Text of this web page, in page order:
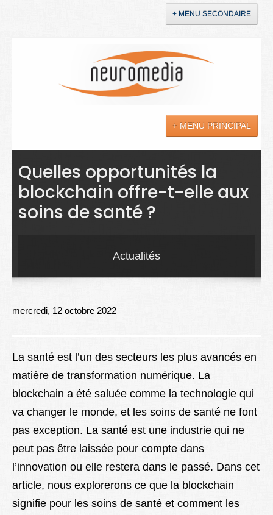
+ MENU SECONDAIRE
+ MENU PRINCIPAL
Actualités
Sciences
Maladies
Better Health
Quelles opportunités la
blockchain offre-t-elle aux
soins de santé ?
Actualités
mercredi, 12 octobre 2022
La santé est l’un des secteurs les plus avancés en
matière de transformation numérique. La
blockchain a été saluée comme la technologie qui
va changer le monde, et les soins de santé ne font
pas exception. La santé est une industrie qui ne
peut pas être laissée pour compte dans
l’innovation ou elle restera dans le passé. Dans cet
article, nous explorerons ce que la blockchain
signifie pour les soins de santé et comment les